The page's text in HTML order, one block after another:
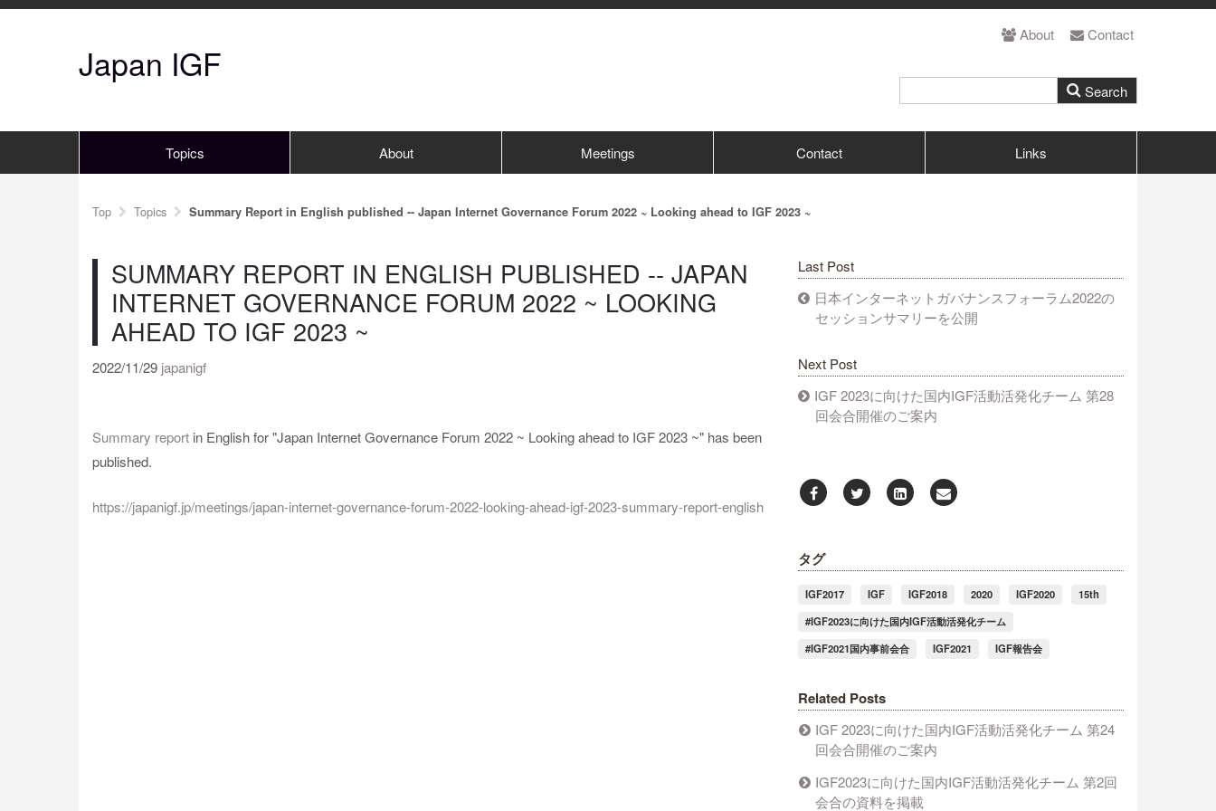
Japan IGF
About Contact
Topics About Meetings Contact Links
Top Topics Summary Report in English published -- Japan Internet Governance Forum 2022 ~ Looking ahead to IGF 2023 ~
SUMMARY REPORT IN ENGLISH PUBLISHED -- JAPAN
INTERNET GOVERNANCE FORUM 2022 ~ LOOKING
AHEAD TO IGF 2023 ~
2022/11/29 japanigf
Summary report in English for "Japan Internet Governance Forum 2022 ~ Looking ahead to IGF 2023 ~" has been
published.
https://japanigf.jp/meetings/japan-internet-governance-forum-2022-looking-ahead-igf-2023-summary-report-english
Last Post
日本インターネットガバナンスフォーラム2022の
セッションサマリーを公開
Next Post
IGF 2023に向けた国内IGF活動活発化チーム 第28
回会合開催のご案内
タグ
IGF2017 IGF IGF2018 2020 IGF2020
15th
#IGF2023に向けた国内IGF活動活発化チーム
#IGF2021国内事前会合
IGF2021 IGF報告会
Related Posts
IGF 2023に向けた国内IGF活動活発化チーム 第24
回会合開催のご案内
IGF2023に向けた国内IGF活動活発化チーム 第2回
会合の資料を掲載